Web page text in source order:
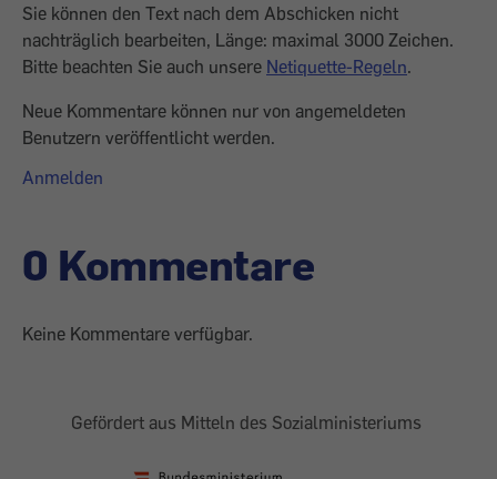
Sie können den Text nach dem Abschicken nicht
nachträglich bearbeiten, Länge: maximal 3000 Zeichen.
Bitte beachten Sie auch unsere Netiquette-Regeln.
Neue Kommentare können nur von angemeldeten
Benutzern veröffentlicht werden.
Anmelden
0 Kommentare
Keine Kommentare verfügbar.
Gefördert aus Mitteln des Sozialministeriums